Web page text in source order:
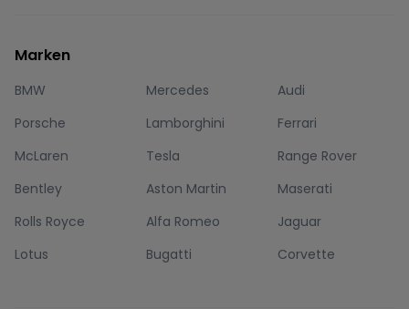
Marken
BMW Mercedes
Audi
Porsche
Lamborghini
Ferrari
McLaren
Tesla
Range Rover
Bentley
Aston Martin
Maserati
Rolls Royce
Alfa Romeo
Jaguar
Lotus
Bugatti Corvette